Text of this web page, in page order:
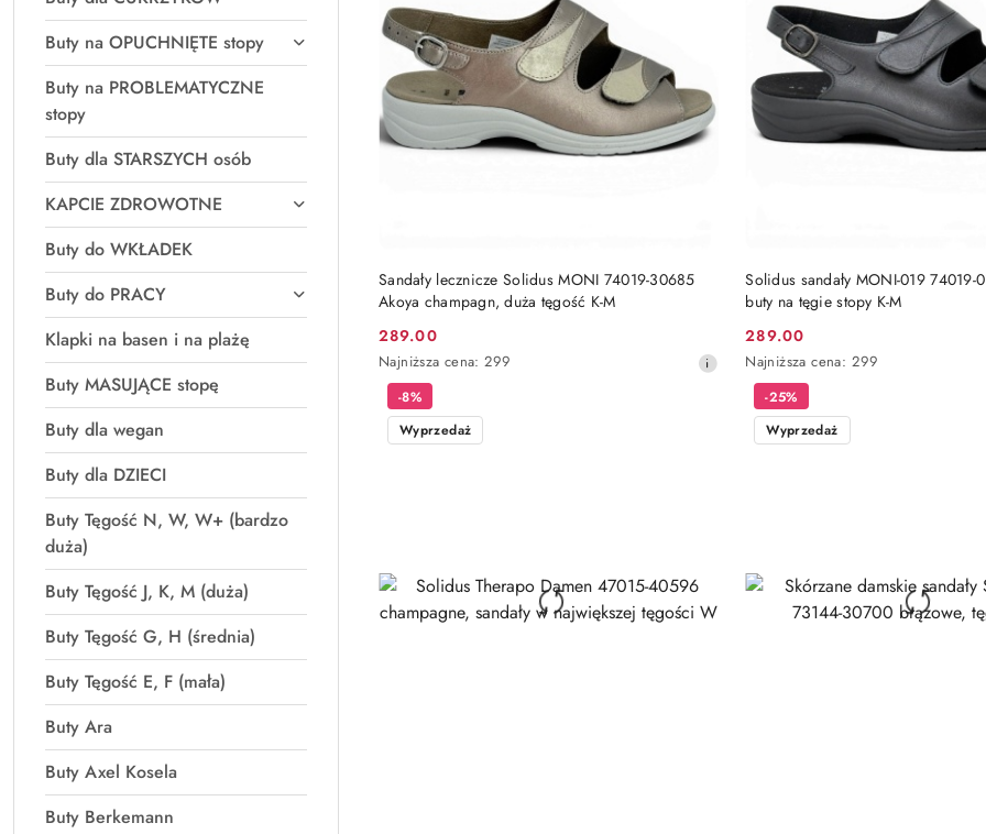
Buty na OPUCHNIĘTE stopy
Buty na PROBLEMATYCZNE
stopy
Buty dla STARSZYCH osób
KAPCIE ZDROWOTNE
Buty do WKŁADEK
Buty do PRACY
Klapki na basen i na plażę
Buty MASUJĄCE stopę
Buty dla wegan
Buty dla DZIECI
Buty Tęgość N, W, W+ (bardzo
duża)
Buty Tęgość J, K, M (duża)
Buty Tęgość G, H (średnia)
Buty Tęgość E, F (mała)
Buty Ara
Buty Axel Kosela
Buty Berkemann
Sandały lecznicze Solidus MONI 74019-30685
Akoya champagn, duża tęgość K-M
Cena
promocyjna:
289.00
Najniższa
cena
30
dni
Najniższa cena: 299
DO KOSZYKA
Solidus sandały MONI-019 74019-
buty na tęgie stopy K-M
Cena
promocyjna:
289.00
Najniższa
cena
30
dni
Najniższa cena: 299
DO KOSZYKA
-8%
Wyprzedaż
-25%
Wyprzedaż